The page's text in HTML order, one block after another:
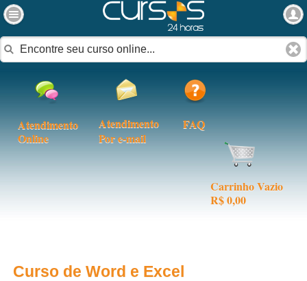
Atendimento
Online
Atendimento
Por e-mail
FAQ
Carrinho Vazio
R$ 0,00
Curso de Word e Excel